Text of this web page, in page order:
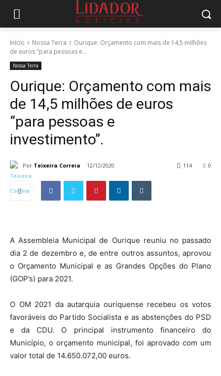
Início Nossa Terra
Ourique: Orçamento com mais de 14,5 milhões
de euros "para pessoas e...
Nossa Terra
Ourique: Orçamento com mais
de 14,5 milhões de euros
“para pessoas e
investimento”.
Por Teixeira Correia 12/12/2020 0
114
A Assembleia Municipal de Ourique reuniu no passado
dia 2 de dezembro e, de entre outros assuntos, aprovou
o Orçamento Municipal e as Grandes Opções do Plano
(GOP’s) para 2021.
O OM 2021 da autarquia ouriquense recebeu os votos
favoráveis do Partido Socialista e as abstenções do PSD
e da CDU. O principal instrumento financeiro do
Município, o orçamento municipal, foi aprovado com um
valor total de 14.650.072,00 euros.